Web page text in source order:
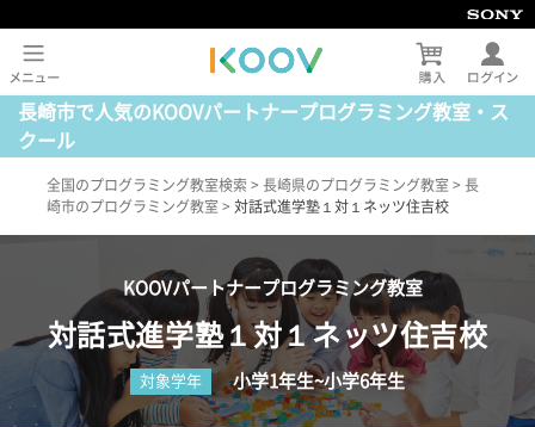
長崎市で人気のKOOVパートナープログラミング教室・ス
クール
全国のプログラミング教室検索 > 長崎県のプログラミング教室 > 長
崎市のプログラミング教室 > 対話式進学塾１対１ネッツ住吉校
KOOVパートナープログラミング教室
対話式進学塾１対１ネッツ住吉校
対象学年 小学1年生~小学6年生